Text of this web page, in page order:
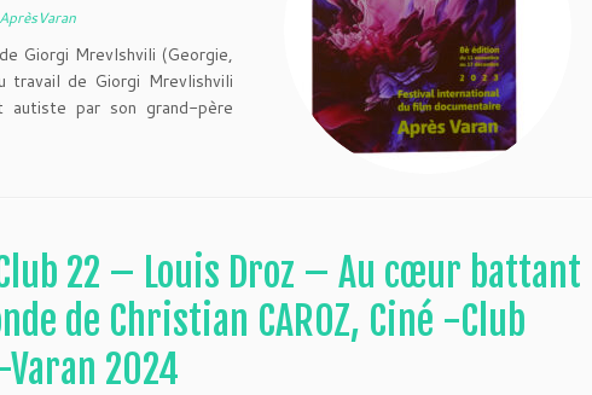
Giorgi Mrevlshvili (Georgie,
travail de Giorgi Mrevlishvili
par son grand-père
22 – Louis Droz – Au cœur battant
de Christian CAROZ, Ciné -Club
2024